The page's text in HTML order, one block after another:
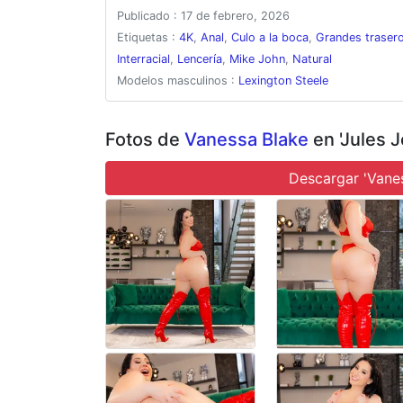
viendo el espectáculo está Lexington Steele,
interviene, y Vanessa cae de rodillas con entusiasmo,
hambrienta. La acción se intensifica rápidamente hasta
rebotando con cada embestida. Cuando está
se enfrentan con fuerza en una variedad de posiciones
y termina con un facial desordenado, dejando a
Publicado : 17 de febrero, 2026
Etiquetas : 4K, Anal, Culo a la boca, Grandes
Interracial, Lencería, Mike John, Natural
Modelos masculinos : Lexington Steele
Fotos de Vanessa Blake en 'Jules
Descargar